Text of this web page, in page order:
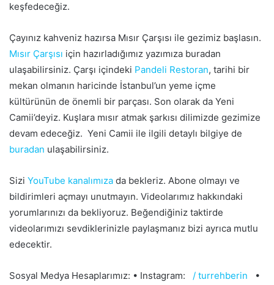
keşfedeceğiz.
Çayınız kahveniz hazırsa Mısır Çarşısı ile gezimiz başlasın.
Mısır Çarşısı için hazırladığımız yazımıza buradan
ulaşabilirsiniz. Çarşı içindeki Pandeli Restoran, tarihi bir
mekan olmanın haricinde İstanbul’un yeme içme
kültürünün de önemli bir parçası. Son olarak da Yeni
Camii’deyiz. Kuşlara mısır atmak şarkısı dilimizde gezimize
devam edeceğiz. Yeni Camii ile ilgili detaylı bilgiye de
buradan ulaşabilirsiniz.
Sizi YouTube kanalımıza da bekleriz. Abone olmayı ve
bildirimleri açmayı unutmayın. Videolarımız hakkındaki
yorumlarınızı da bekliyoruz. Beğendiğiniz taktirde
videolarımızı sevdiklerinizle paylaşmanız bizi ayrıca mutlu
edecektir.
Sosyal Medya Hesaplarımız: • Instagram: / turrehberin
•